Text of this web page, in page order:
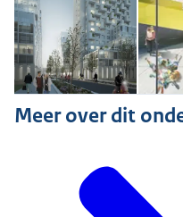
Meer over dit